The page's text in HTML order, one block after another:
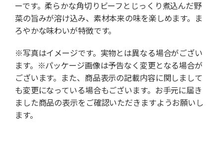
ーです。柔らかな角切りビーフとじっくり煮込んだ野
菜の旨みが溶け込み、素材本来の味を楽しめます。ま
ろやかな味わいが特徴です。
※写真はイメージです。実物とは異なる場合がござい
ます。※パッケージ画像は予告なく変更となる場合が
ございます。また、商品表示の記載内容に関しまして
も変更になっている場合もございます。お手元に届き
ました商品の表示をご確認いただきますようお願いし
ます。